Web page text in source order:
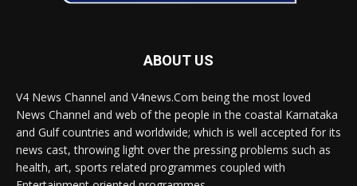
ABOUT US
V4 News Channel and V4news.Com being the most loved
News Channel and web of the people in the coastal Karnataka
and Gulf countries and worldwide; which is well accepted for its
news cast, throwing light over the pressing problems such as
health, art, sports related programmes coupled with